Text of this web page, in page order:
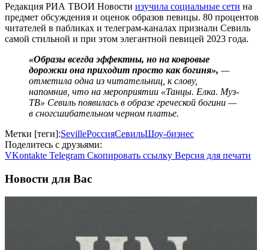
Редакция РИА ТВОИ Новости изучила социальные сети на
предмет обсуждения и оценок образов певицы. 80 процентов
читателей в пабликах и телеграм-каналах признали Севиль
самой стильной и при этом элегантной певицей 2023 года.
«Образы всегда эффектны, но на ковровые
дорожки она приходит просто как богиня», —
отметила одна из читательниц, к слову,
напомнив, что на мероприятии «Танцы. Елка. Муз-
ТВ» Севиль появилась в образе греческой богини —
в сногсшибательном черном платье.
Метки [теги]:SevilleРоссияСевильШоу-бизнес
Поделитесь с друзьями:
VKontakte Telegram Скопировать ссылку Версия для печати
Новости для Вас